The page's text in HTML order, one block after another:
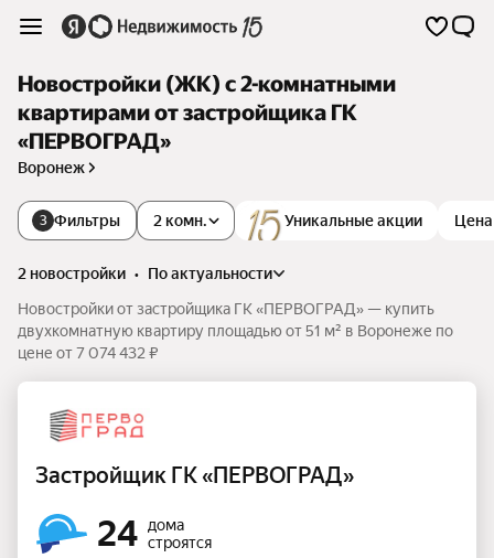
Новостройки (ЖК) с 2-комнатными
квартирами от застройщика ГК
«ПЕРВОГРАД»
Воронеж
3 Фильтры Уникальные акции Цена
2 комн.
2 новостройки •
по актуальности
Новостройки от застройщика ГК «ПЕРВОГРАД» — купить
двухкомнатную квартиру площадью от 51 м² в Воронеже по
цене от 7 074 432 ₽
Застройщик ГК «ПЕРВОГРАД»
24
дома
строятся